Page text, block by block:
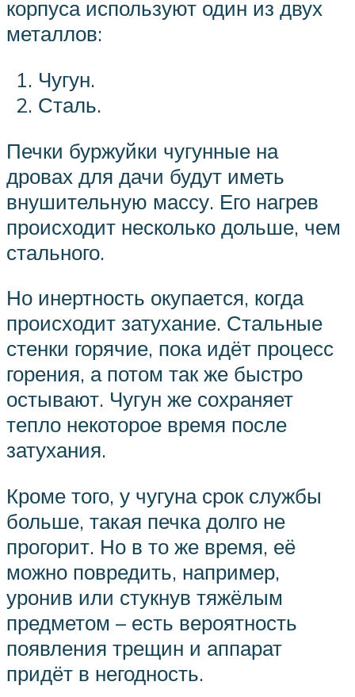
корпуса используют один из двух
металлов:
Чугун.
Сталь.
Печки буржуйки чугунные на
дровах для дачи будут иметь
внушительную массу. Его нагрев
происходит несколько дольше, чем
стального.
Но инертность окупается, когда
происходит затухание. Стальные
стенки горячие, пока идёт процесс
горения, а потом так же быстро
остывают. Чугун же сохраняет
тепло некоторое время после
затухания.
Кроме того, у чугуна срок службы
больше, такая печка долго не
прогорит. Но в то же время, её
можно повредить, например,
уронив или стукнув тяжёлым
предметом – есть вероятность
появления трещин и аппарат
придёт в негодность.